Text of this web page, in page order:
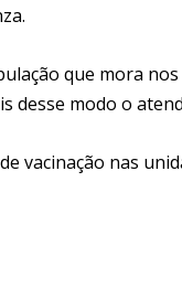
que mora
desse modo o
vacinação nas